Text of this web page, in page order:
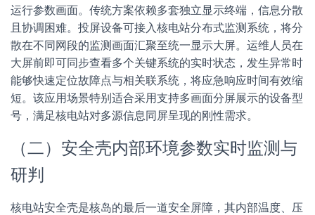
运行参数画面。传统方案依赖多套独立显示终端，信息分散
且协调困难。投屏设备可接入核电站分布式监测系统，将分
散在不同网段的监测画面汇聚至统一显示大屏。运维人员在
大屏前即可同步查看多个关键系统的实时状态，发生异常时
能够快速定位故障点与相关联系统，将应急响应时间有效缩
短。该应用场景特别适合采用支持多画面分屏展示的设备型
号，满足核电站对多源信息同屏呈现的刚性需求。
（二）安全壳内部环境参数实时监测与
研判
核电站安全壳是核岛的最后一道安全屏障，其内部温度、压